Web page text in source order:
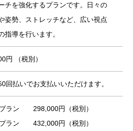
チを強化するプランです。日々の
姿勢、ストレッチなど、広い視点
指導を行います。
円 （税別）
回払いでお支払いいただけます。
ラン 298,000円（税別）
ラン 432,000円（税別）